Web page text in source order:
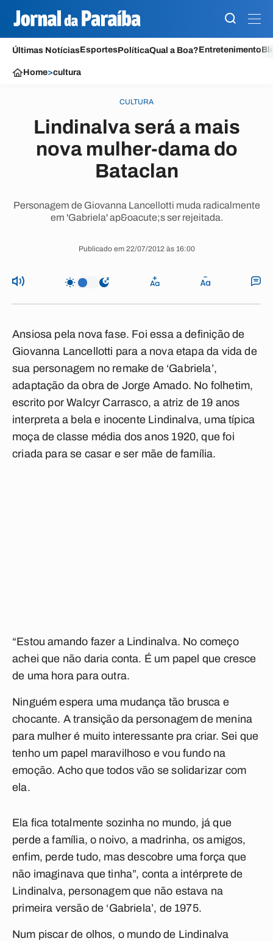
Últimas NotíciasEsportesPolíticaQual a Boa?Entretenimento
Home>cultura
CULTURA
Lindinalva será a mais
nova mulher-dama do
Bataclan
Personagem de Giovanna Lancellotti muda radicalmente
em 'Gabriela' ap&oacute;s ser rejeitada.
Publicado em 22/07/2012 às 16:00
Ansiosa pela nova fase. Foi essa a definição de
Giovanna Lancellotti para a nova etapa da vida de
sua personagem no remake de ‘Gabriela’,
adaptação da obra de Jorge Amado. No folhetim,
escrito por Walcyr Carrasco, a atriz de 19 anos
interpreta a bela e inocente Lindinalva, uma típica
moça de classe média dos anos 1920, que foi
criada para se casar e ser mãe de família.
“Estou amando fazer a Lindinalva. No começo
achei que não daria conta. É um papel que cresce
de uma hora para outra.
Ninguém espera uma mudança tão brusca e
chocante. A transição da personagem de menina
para mulher é muito interessante pra criar. Sei que
tenho um papel maravilhoso e vou fundo na
emoção. Acho que todos vão se solidarizar com
ela.
Ela fica totalmente sozinha no mundo, já que
perde a família, o noivo, a madrinha, os amigos,
enfim, perde tudo, mas descobre uma força que
não imaginava que tinha”, conta a intérprete de
Lindinalva, personagem que não estava na
primeira versão de ‘Gabriela’, de 1975.
Num piscar de olhos, o mundo de Lindinalva